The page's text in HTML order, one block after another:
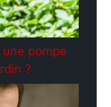
pompe
?